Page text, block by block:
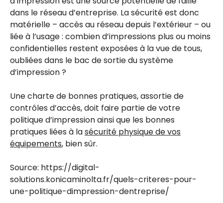
dans le réseau d’entreprise. La sécurité est donc
matérielle – accès au réseau depuis l’extérieur – ou
liée à l’usage : combien d’impressions plus ou moins
confidentielles restent exposées à la vue de tous,
oubliées dans le bac de sortie du système
d’impression ?
Une charte de bonnes pratiques, assortie de
contrôles d’accès, doit faire partie de votre
politique d’impression ainsi que les bonnes
pratiques liées à lasécurité physique de vos
équipements, bien sûr.
Source: https://digital-
solutions.konicaminolta.fr/quels-criteres-pour-
une-politique-dimpression-dentreprise/